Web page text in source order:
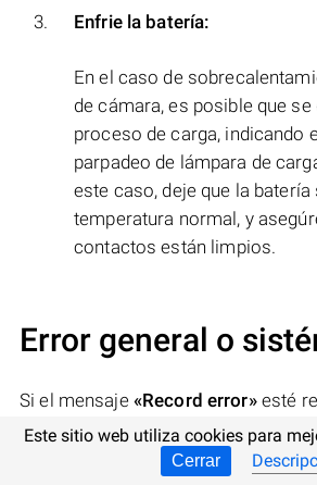
Enfrie la batería:
En el caso de
de cámara, es posible que se
proceso de carga, indicando
parpadeo de lámpara de
este caso, deje que la
temperatura normal, y
contactos están limpios.
Error general o
Si el mensaje «Record error»esté
error general sistémico de la
Este sitio web utiliza cookies para
Cerrar